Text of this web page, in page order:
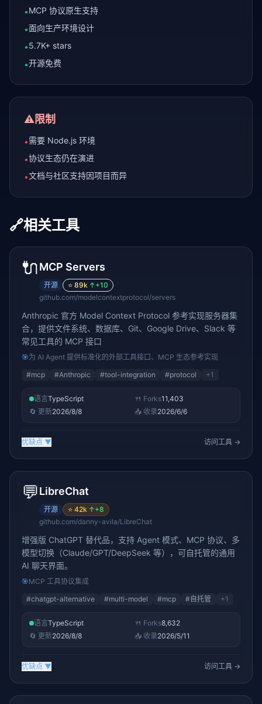
•MCP 协议原生支持
•面向生产环境设计
•5.7K+ stars
•开源免费
⚠️限制
•需要 Node.js 环境
•协议生态仍在演进
•文档与社区支持因项目而异
🔗相关工具
🔌MCP Servers
开源 ⭐ 89k ↑+10
github.com/modelcontextprotocol/servers
Anthropic 官方 Model Context Protocol 参考实现服务器集
合，提供文件系统、数据库、Git、Google Drive、Slack 等
常见工具的 MCP 接口
🎯为 AI Agent 提供标准化的外部工具接口、MCP 生态参考实现
#mcp #Anthropic #tool-integration #protocol +1
语言TypeScript 🍴 Forks11,403
🔄 更新2026/8/8 📥 收录2026/6/6
优缺点 ▼ 访问工具 →
💬LibreChat
开源 ⭐ 42k ↑+8
github.com/danny-avila/LibreChat
增强版 ChatGPT 替代品，支持 Agent 模式、MCP 协议、多
模型切换（Claude/GPT/DeepSeek 等），可自托管的通用
AI 聊天界面。
🎯MCP 工具协议集成
#chatgpt-alternative #multi-model #mcp # 自托管 +1
语言TypeScript 🍴 Forks8,632
🔄 更新2026/8/8 📥 收录2026/5/11
优缺点 ▼ 访问工具 →